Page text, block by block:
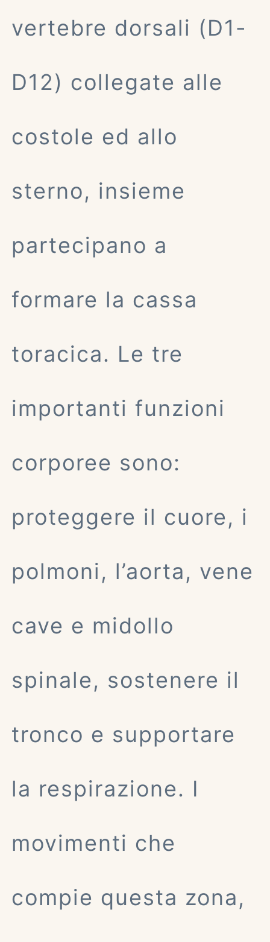
vertebre dorsali (D1-
D12) collegate alle
costole ed allo
sterno, insieme
partecipano a
formare la cassa
toracica. Le tre
importanti funzioni
corporee sono:
proteggere il cuore, i
polmoni, l’aorta, vene
cave e midollo
spinale, sostenere il
tronco e supportare
la respirazione. I
movimenti che
compie questa zona,